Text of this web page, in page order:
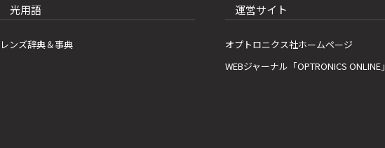
光用語
レンズ辞典＆事典
運営サイト
オプトロニクス社ホームページ
WEBジャーナル「OPTRONICS ONLINE」